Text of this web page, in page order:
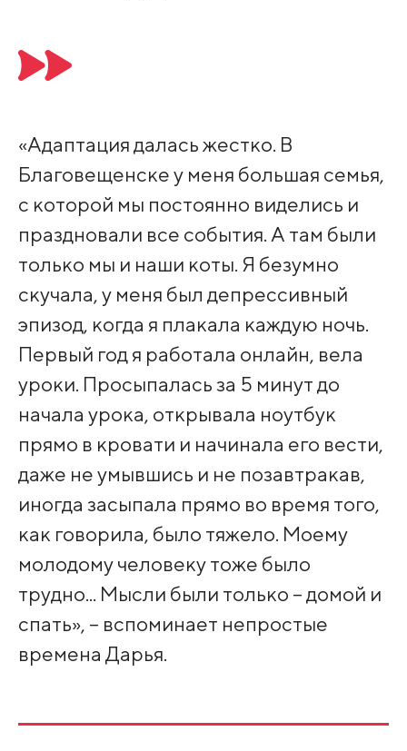
«Адаптация далась жестко. В
Благовещенске у меня большая семья,
с которой мы постоянно виделись и
праздновали все события. А там были
только мы и наши коты. Я безумно
скучала, у меня был депрессивный
эпизод, когда я плакала каждую ночь.
Первый год я работала онлайн, вела
уроки. Просыпалась за 5 минут до
начала урока, открывала ноутбук
прямо в кровати и начинала его вести,
даже не умывшись и не позавтракав,
иногда засыпала прямо во время того,
как говорила, было тяжело. Моему
молодому человеку тоже было
трудно... Мысли были только – домой и
спать», – вспоминает непростые
времена Дарья.